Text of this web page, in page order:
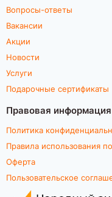
Вопросы-ответы
Вакансии
Акции
Новости
Услуги
Подарочные сертификаты
Правовая информация
Политика
Правила использования
Оферта
Пользовательское